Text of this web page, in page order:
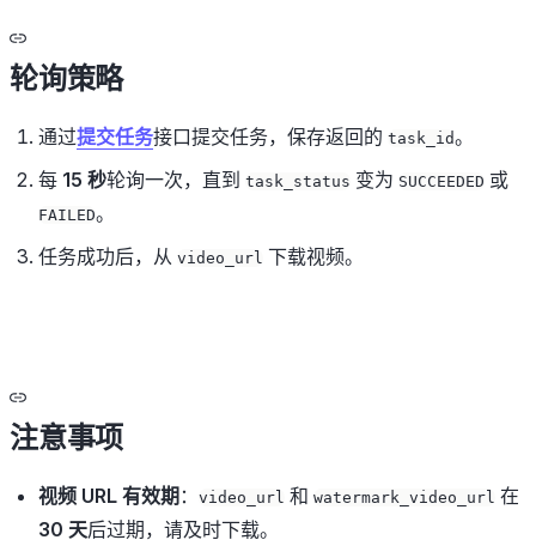
轮询策略
通过提交任务接口提交任务，保存返回的 task_id。
每 15 秒轮询一次，直到 task_status 变为 SUCCEEDED 或
FAILED。
任务成功后，从 video_url 下载视频。
注意事项
视频 URL 有效期 ： video_url 和 watermark_video_url 在
30 天后过期，请及时下载。